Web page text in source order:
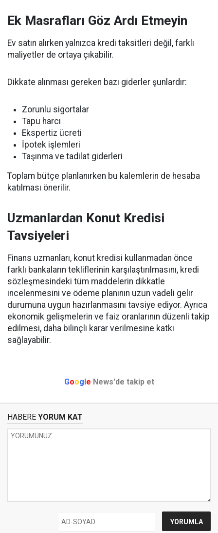
Ek Masrafları Göz Ardı Etmeyin
Ev satın alırken yalnızca kredi taksitleri değil, farklı
maliyetler de ortaya çıkabilir.
Dikkate alınması gereken bazı giderler şunlardır:
Zorunlu sigortalar
Tapu harcı
Ekspertiz ücreti
İpotek işlemleri
Taşınma ve tadilat giderleri
Toplam bütçe planlanırken bu kalemlerin de hesaba
katılması önerilir.
Uzmanlardan Konut Kredisi
Tavsiyeleri
Finans uzmanları, konut kredisi kullanmadan önce
farklı bankaların tekliflerinin karşılaştırılmasını, kredi
sözleşmesindeki tüm maddelerin dikkatle
incelenmesini ve ödeme planının uzun vadeli gelir
durumuna uygun hazırlanmasını tavsiye ediyor. Ayrıca
ekonomik gelişmelerin ve faiz oranlarının düzenli takip
edilmesi, daha bilinçli karar verilmesine katkı
sağlayabilir.
Google News'de takip et
HABERE YORUM KAT